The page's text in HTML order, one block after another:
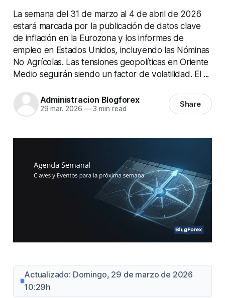
La semana del 31 de marzo al 4 de abril de 2026
estará marcada por la publicación de datos clave
de inflación en la Eurozona y los informes de
empleo en Estados Unidos, incluyendo las Nóminas
No Agrícolas. Las tensiones geopolíticas en Oriente
Medio seguirán siendo un factor de volatilidad. El ...
Administracion Blogforex
29 mar. 2026 —3 min read Share
Actualizado: Domingo, 29 de marzo de 2026
10:29h